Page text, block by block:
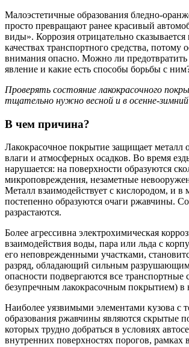
Малоэстетичные образования бледно-
просто превращают ранее красивый
виды». Коррозия отрицательно
качествах транспортного средства, потому
внимания опасно. Можно ли предотвратить
явление и какие есть способы борьбы с
Проверять состояние лакокрасочного
тщательно нужно весной и в осенне-
В чем причина?
Лакокрасочное покрытие защищает металл
влаги и атмосферных осадков. Во время
нарушается: на поверхности образуются
микроповреждения, незаметные
Металл взаимодействует с кислородом, и в
постепенно образуются очаги ржавчины.
разрастаются.
Более агрессивна электрохимическая
взаимодействия воды, пара или льда с
его неповрежденными участками,
разряд, обладающий сильным
опасности подвергаются все транспортные
безупречным лакокрасочным покрытием) в
Наиболее уязвимыми элементами кузова с
образования ржавчины являются скрытые
которых трудно добраться в условиях
внутренних поверхностях порогов, рамках